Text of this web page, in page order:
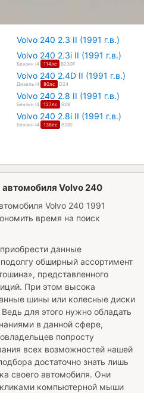
Volvo 240 2.3 II (1991 г.в.)
Volvo 240 2.3i II (1991 г.в.)
Бензин I4 114лс B230F
Volvo 240 2.4D II (1991 г.в.)
Дизель I4 80лс D24
Volvo 240 2.8 II (1991 г.в.)
Бензин I4 127лс B28
Volvo 240 2.8i II (1991 г.в.)
Бензин I4 138лс B28E
Volvo 240
Volvo 240 1991
время на поиск
данные
обширный ассортимент
представленного
При этом высока
шины или колесные диски
для этого нужно обладать
в данной сфере,
попросту
всех возможностей нашей
достаточно знать лишь
своего автомобиля. Они
компьютерной мыши